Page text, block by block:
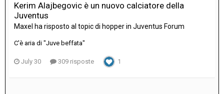
Kerim Alajbegovic è un nuovo calciatore della
Juventus
Maxel ha risposto al topic di hopperin Juventus Forum
C'è aria di "Juve beffata"
July 30 309 risposte 1